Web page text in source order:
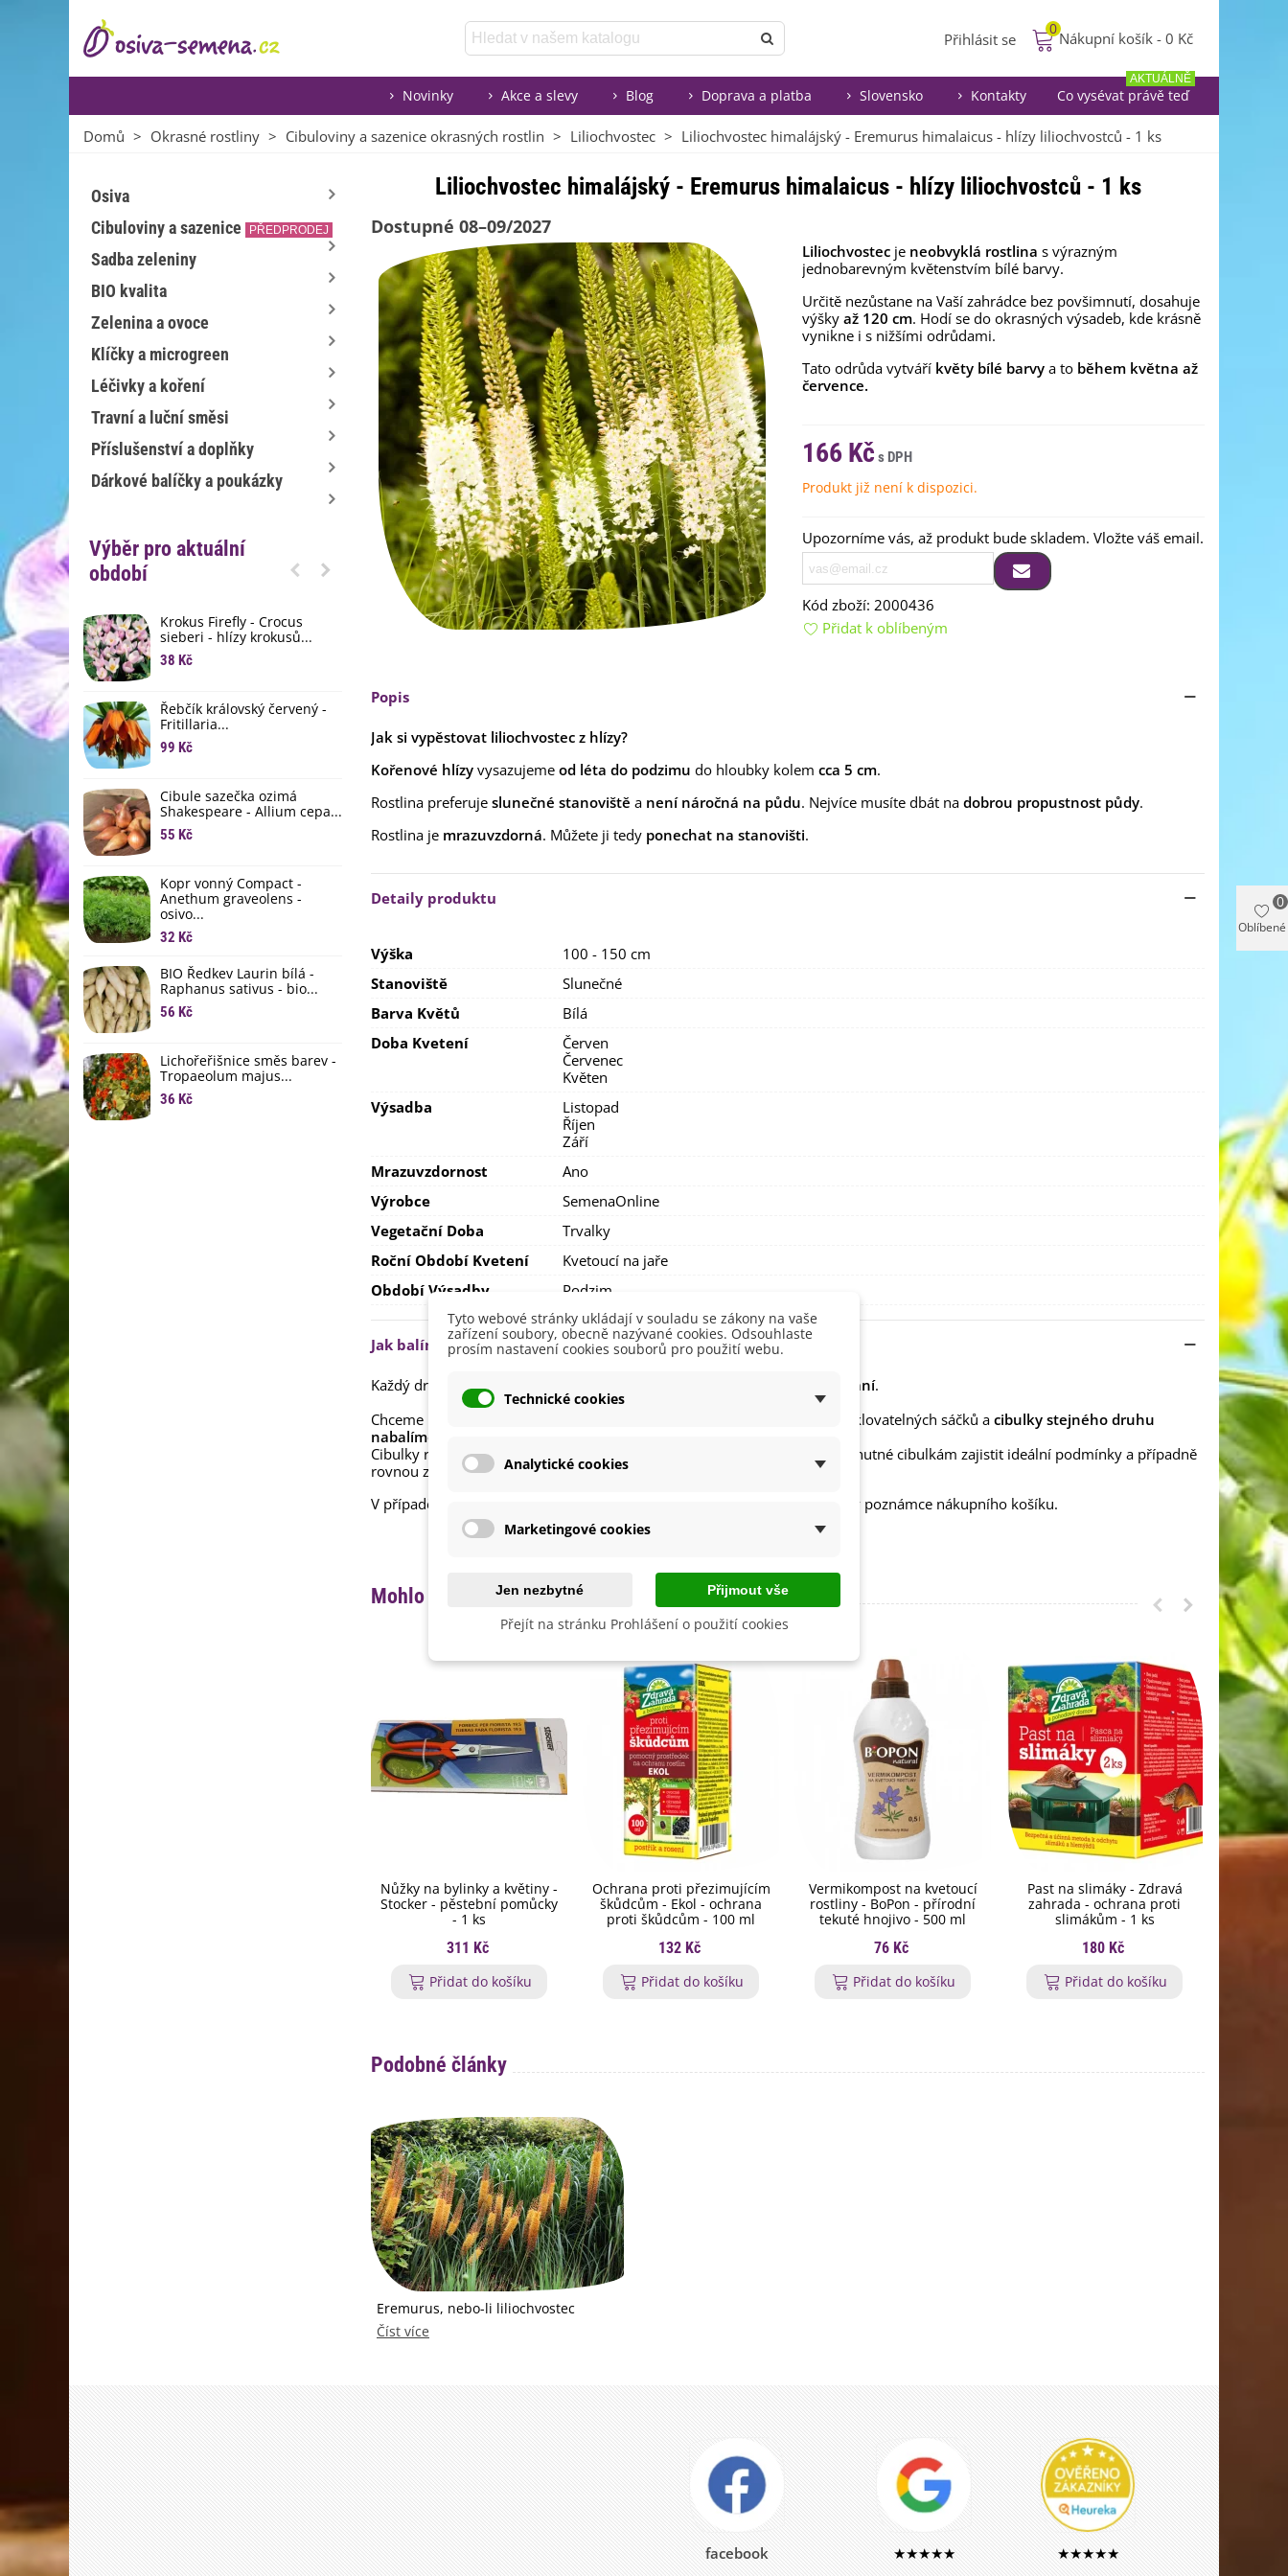
Přihlásit se
0
Nákupní košík - 0 Kč
Novinky Akce a slevy Blog Doprava a platba Slovensko Kontakty Co vysévat právě teď
AKTUÁLNĚ
Domů > Okrasné rostliny > Cibuloviny a sazenice okrasných rostlin > Liliochvostec > Liliochvostec himalájský - Eremurus himalaicus - hlízy liliochvostců - 1 ks
Osiva
Cibuloviny a sazenice
PŘEDPRODEJ
Sadba zeleniny
BIO kvalita
Zelenina a ovoce
Klíčky a microgreen
Léčivky a koření
Travní a luční směsi
Příslušenství a doplňky
Dárkové balíčky a poukázky
Výběr pro aktuální
období
Krokus Firefly - Crocus
sieberi - hlízy krokusů...
38 Kč
Řebčík královský červený -
Fritillaria...
99 Kč
Cibule sazečka ozimá
Shakespeare - Allium cepa...
55 Kč
Kopr vonný Compact -
Anethum graveolens -
osivo...
32 Kč
BIO Ředkev Laurin bílá -
Raphanus sativus - bio...
56 Kč
Lichořeřišnice směs barev -
Tropaeolum majus...
36 Kč
Semínkové bomby - dárkový
84 Kč
Mrkev pozdní Cidera -
34 Kč
Lilie Canova - Lilium - cibule
Eukalyptus Baby Blue -
Blahovičník - Eukalyptus...
90 Kč
Liliochvostec himalájský - Eremurus himalaicus - hlízy liliochvostců - 1 ks
Dostupné 08–09/2027
Liliochvostec je neobvyklá rostlina s výrazným
jednobarevným květenstvím bílé barvy.
Určitě nezůstane na Vaší zahrádce bez povšimnutí, dosahuje
výšky až 120 cm. Hodí se do okrasných výsadeb, kde krásně
vynikne i s nižšími odrůdami.
Tato odrůda vytváří květy bílé barvy a to během května až
července.
166 Kč
Produkt již není k dispozici.
Upozorníme vás, až produkt bude skladem. Vložte váš email.
Kód zboží: 2000436
Přidat k oblíbeným
Popis
Jak si vypěstovat liliochvostec z hlízy?
Kořenové hlízy vysazujeme od léta do podzimu do hloubky kolem cca 5 cm.
Rostlina preferuje slunečné stanoviště a není náročná na půdu. Nejvíce musíte dbát na dobrou propustnost půdy.
Rostlina je mrazuvzdorná. Můžete ji tedy ponechat na stanovišti.
Detaily produktu
Výška
100 - 150 cm
Stanoviště
Slunečné
Barva Květů
Bílá
Doba Kvetení
Červen
Červenec
Květen
Výsadba
Listopad
Říjen
Září
Mrazuvzdornost
Ano
Výrobce
SemenaOnline
Vegetační Doba
Trvalky
Roční Období Kvetení
Kvetoucí na jaře
Období Výsadby
Podzim
Jak balíme cibulky?
Každý druh cibulek je označen postupem k pěstování.
Chceme být
, proto cibuloviny balíme do papírových recyklovatelných sáčků a cibulky stejného druhu
nabalíme dohromady
Cibulky ručně balíme v den odeslání. Bezprostředně po jejich obdržení je nutné cibulkám zajistit ideální podmínky a případně
rovnou zasadit.
V případě zájmu rozdělíme balení dle Vašeho požadavku. Pokyny uveďte v poznámce nákupního košíku.
Mohlo by se také hodit
Nůžky na bylinky a květiny -
Stocker - pěstební pomůcky
- 1 ks
311 Kč
Přidat do košíku
Ochrana proti přezimujícím
škůdcům - Ekol - ochrana
proti škůdcům - 100 ml
132 Kč
Přidat do košíku
Vermikompost na kvetoucí
rostliny - BoPon - přírodní
tekuté hnojivo - 500 ml
76 Kč
Přidat do košíku
Past na slimáky - Zdravá
zahrada - ochrana proti
slimákům - 1 ks
180 Kč
Přidat do košíku
Podobné články
Eremurus, nebo-li liliochvostec
Číst více
facebook ★★★★★ ★★★★★
Oblíbené
0
Tyto webové stránky ukládají v souladu se zákony na vaše
zařízení soubory, obecně nazývané cookies. Odsouhlaste
prosím nastavení cookies souborů pro použití webu.
Technické cookies
Analytické cookies
Marketingové cookies
Jen nezbytné Přijmout vše
Přejít na stránku Prohlášení o použití cookies